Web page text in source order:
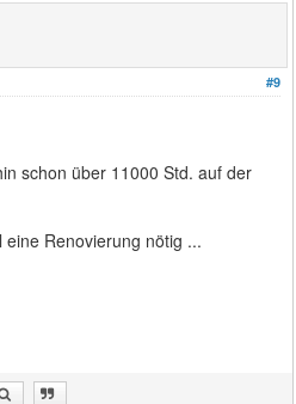
#9
schon über 11000 Std. auf der
Renovierung nötig ...